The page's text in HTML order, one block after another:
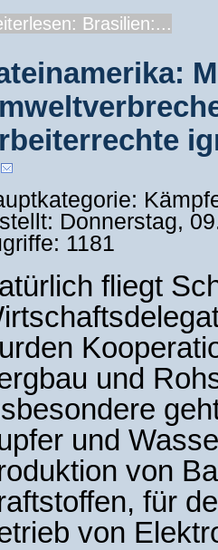
Brasilien:...
Donnerstag,
1181
fliegt
und
und
von
für
von